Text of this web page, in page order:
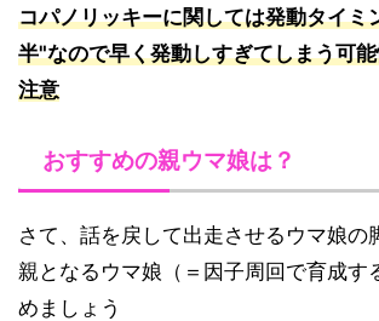
コパノリッキーに関しては発動タイミ
半"なので早く発動しすぎてしまう可
注意
おすすめの親ウマ娘は？
さて、話を戻して出走させるウマ娘の
親となるウマ娘（＝因子周回で育成す
めましょう